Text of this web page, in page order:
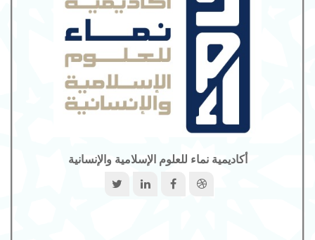
أكاديمية نماء للعلوم الإسلامية والإنسانية